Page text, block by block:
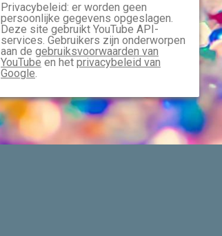
Privacybeleid: er worden geen
persoonlijke gegevens opgeslagen.
Deze site gebruikt YouTube API-
services. Gebruikers zijn onderworpen
aan de gebruiksvoorwaarden van
YouTube en het privacybeleid van
Google.